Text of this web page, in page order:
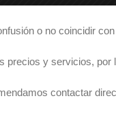
o no coincidir
y servicios,
contactar